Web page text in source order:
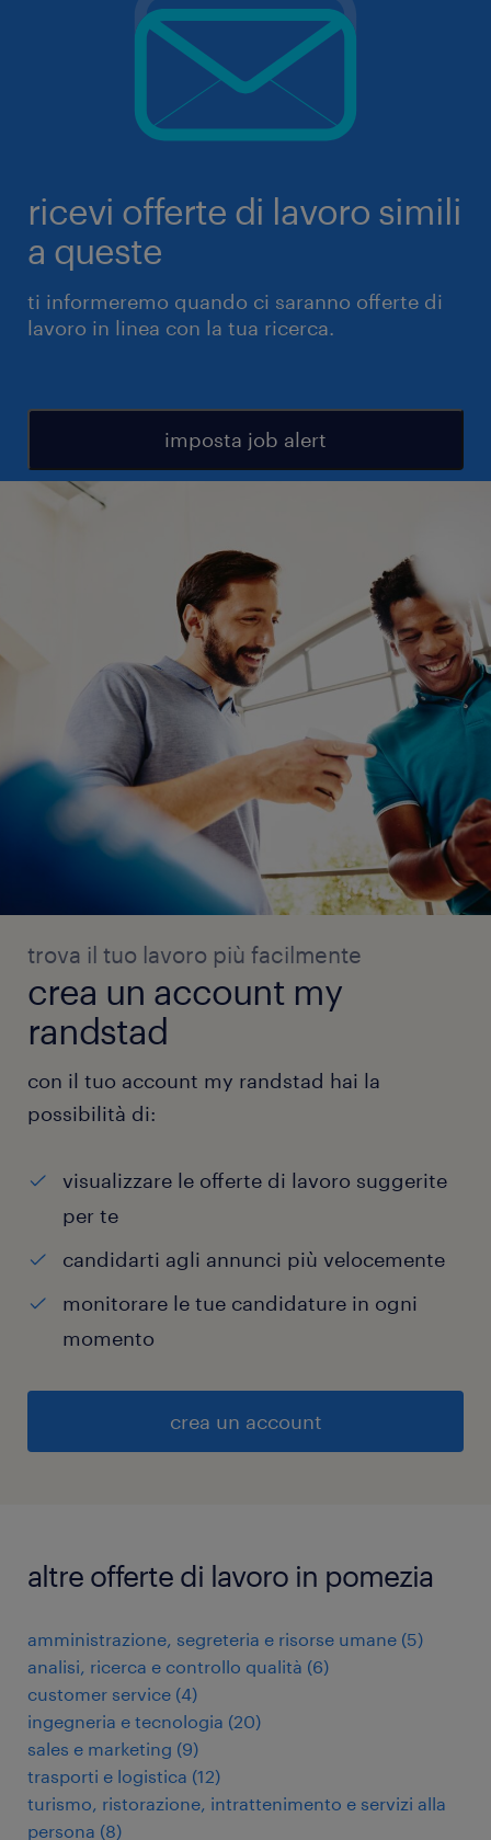
ricevi offerte di lavoro simili
a queste
ti informeremo quando ci saranno offerte di
lavoro in linea con la tua ricerca.
imposta job alert
trova il tuo lavoro più facilmente
crea un account my
randstad
con il tuo account my randstad hai la
possibilità di:
visualizzare le offerte di lavoro suggerite
per te
candidarti agli annunci più velocemente
monitorare le tue candidature in ogni
momento
crea un account
altre offerte di lavoro in pomezia
amministrazione, segreteria e risorse umane (5)
analisi, ricerca e controllo qualità (6)
customer service (4)
ingegneria e tecnologia (20)
sales e marketing (9)
trasporti e logistica (12)
turismo, ristorazione, intrattenimento e servizi alla
persona (8)